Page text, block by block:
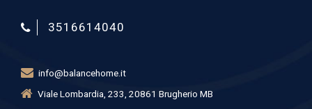
3516614040
info@balancehome.it
Viale Lombardia, 233, 20861 Brugherio MB